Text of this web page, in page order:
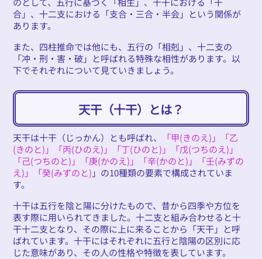
合」、十二支における「支合・三合・半会」という関係が
あります。
また、四柱推命では他にも、五行の「相剋」、十二支の
「冲・刑・害・破」と呼ばれる特殊な相性があります。以
下でそれぞれについて見ていきましょう。
天干（十干）とは？
天干は十干（じっかん）とも呼ばれ、
「甲(きのえ)」「乙
(きのと)」「丙(ひのえ)」「丁(ひのと)」「戊(つちのえ)」
「己(つちのと)」「庚(かのえ)」「辛(かのと)」「壬(みずの
え)」「癸(みずのと) 」の10種類の要素で構成されていま
す。
十干は五行を陰と陽に分けたもので、昔から四季や方位を
表す際に用いられてきました。十二支と組み合わせると十
干十二支となり、その際に上に来ることから「天干」と呼
ばれています。十干にはそれぞれに五行と陰陽の区別に応
じた意味があり、その人の性格や特徴を表しています。